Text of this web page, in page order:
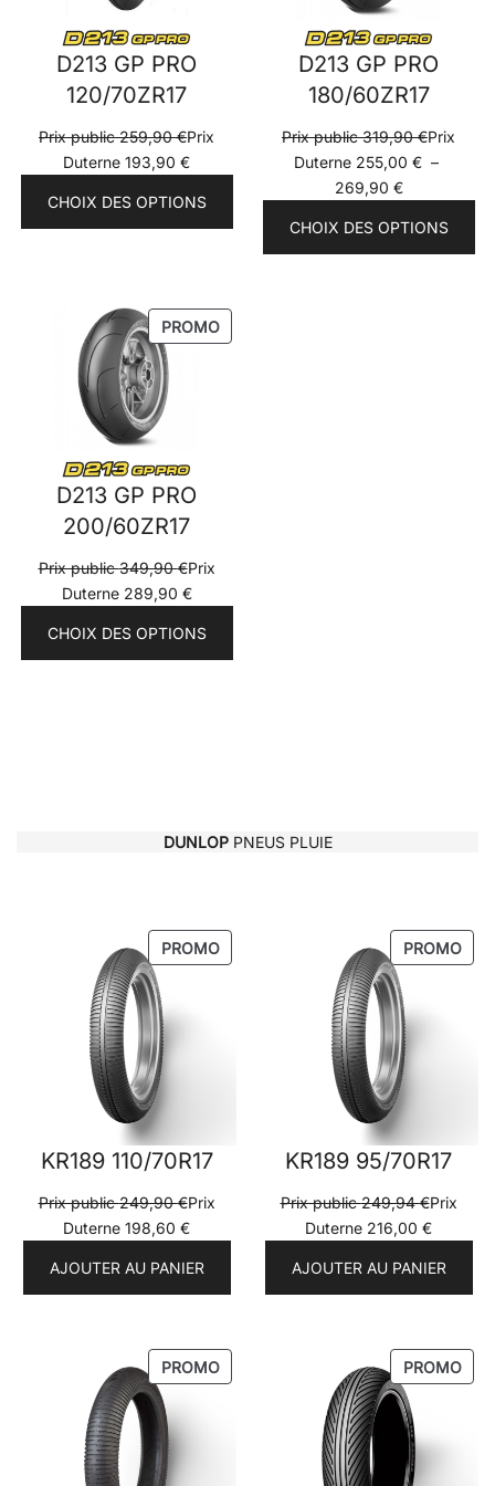
D213 GP PRO
120/70ZR17
Prix public259,90€Prix
Duterne 193,90 €
CHOIX DES OPTIONS
D213 GP PRO
180/60ZR17
Prix public319,90€Prix
Duterne 255,00 € –
269,90 €Plage
prix :
CHOIX DES OPTIONS
PROMOPRODUIT
D213 GP PRO
200/60ZR17
Prix public349,90€Prix
Duterne 289,90 €
CHOIX DES OPTIONS
DUNLOP PNEUS PLUIE
PROMOPRODUIT
KR189 110/70R17
Prix public249,90€Prix
Duterne 198,60 €
AJOUTER AU PANIER
PROMO
KR189 95/70R17
Prix public249,94€Prix
Duterne 216,00 €
AJOUTER AU PANIER
PROMOPRODUIT
PROMO